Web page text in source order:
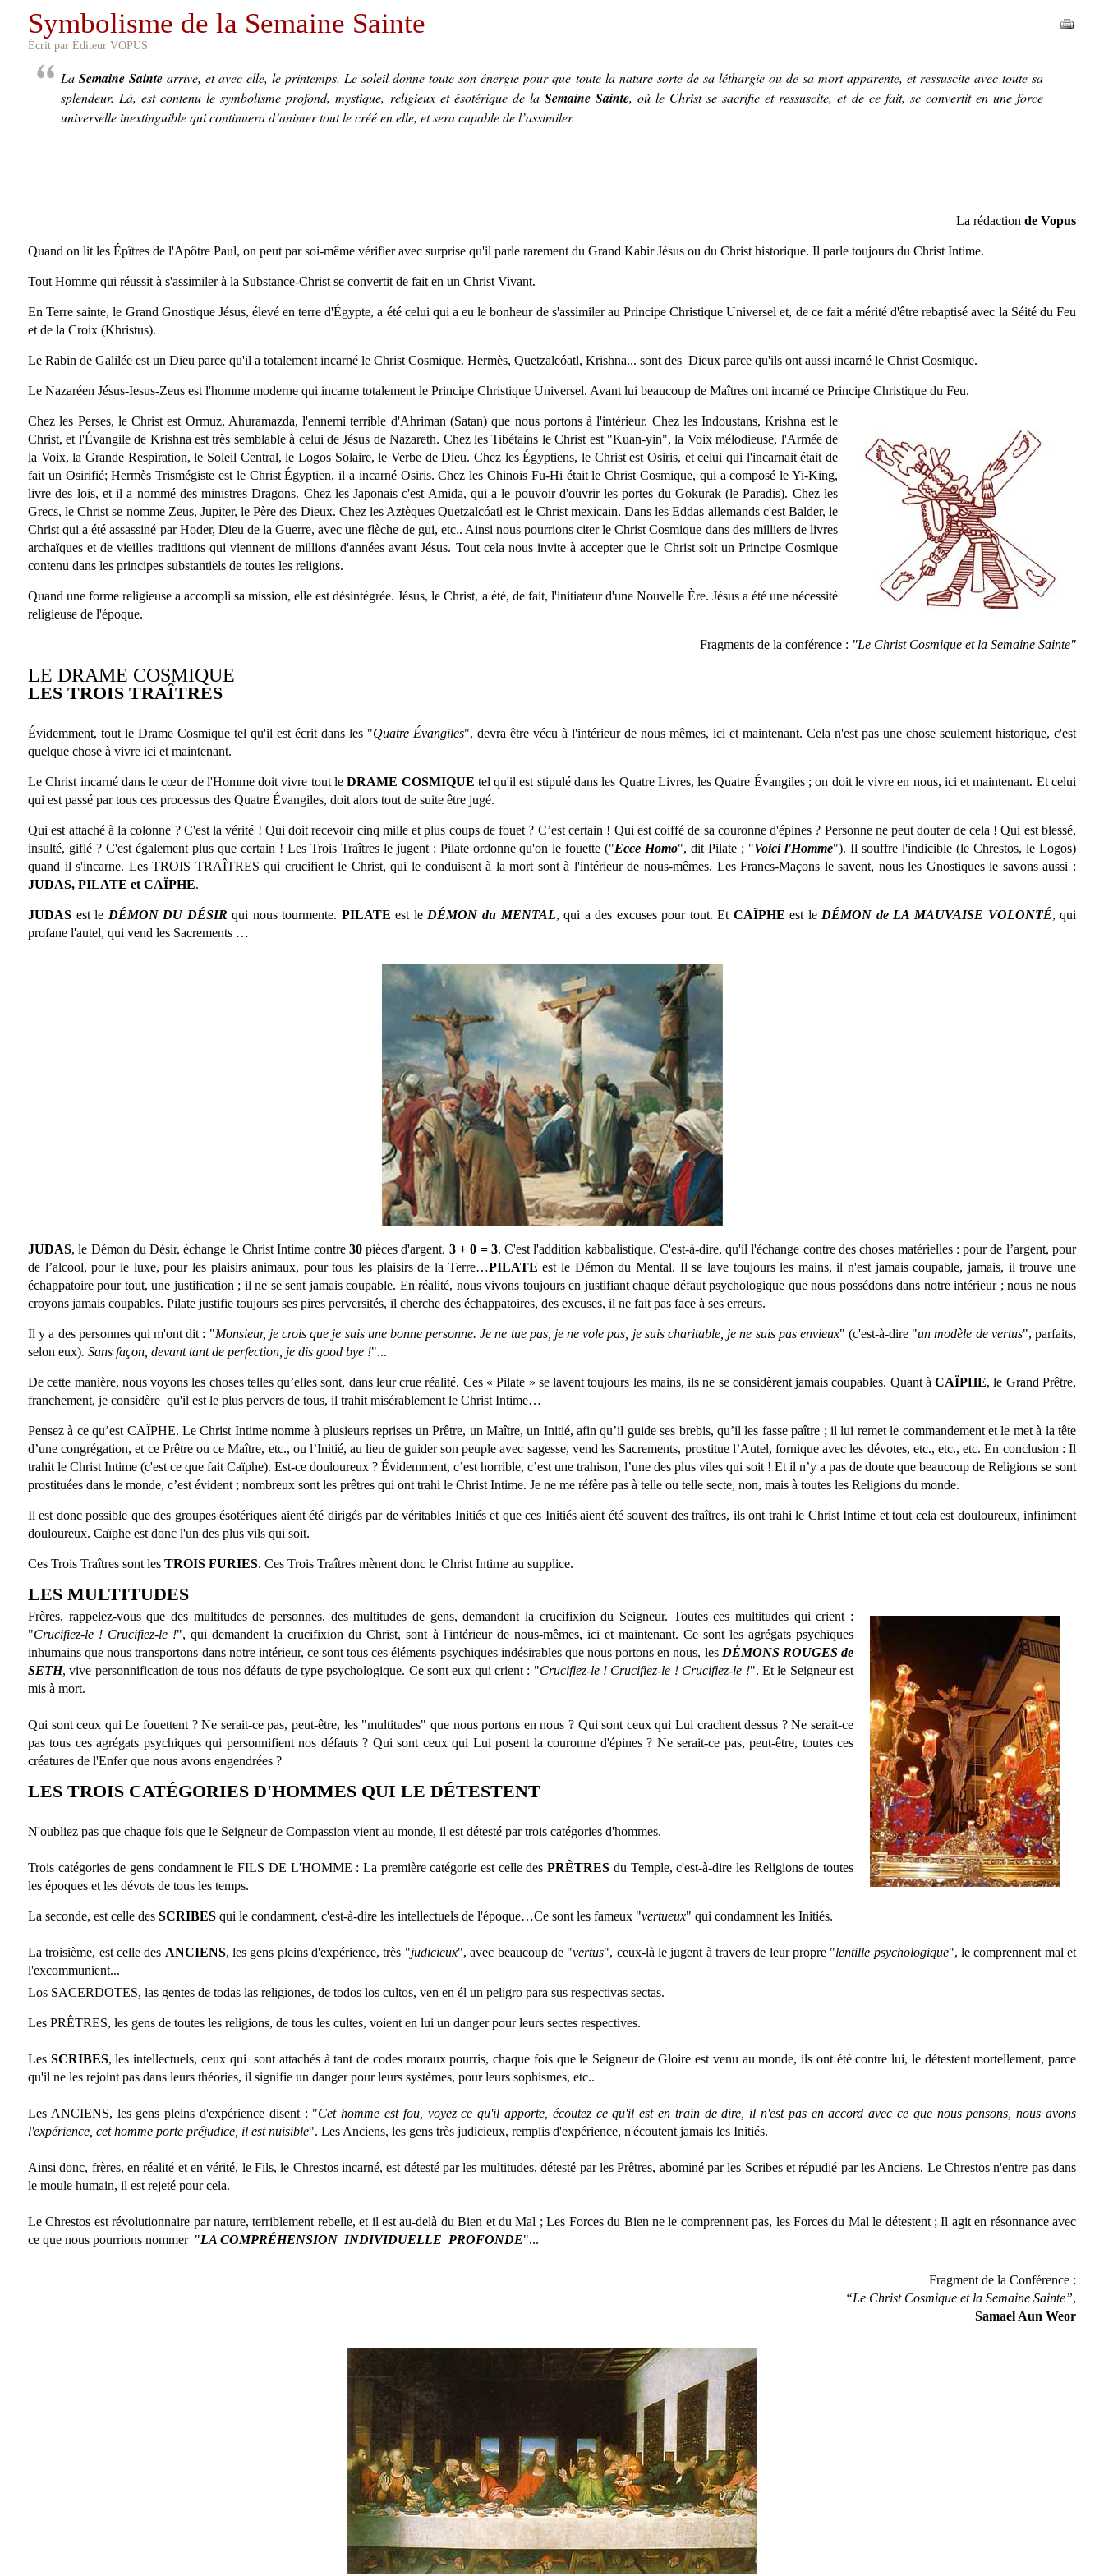
Symbolisme de la Semaine Sainte
Écrit par Éditeur VOPUS
LaSemaine Sainte arrive, et avec elle, le printemps. Le soleil donne toute son énergie pour que toute la nature sorte de sa léthargie ou de sa mort apparente, et ressuscite avec toute sa
splendeur. Là, est contenu le symbolisme profond, mystique, religieux et ésotérique de la Semaine Sainte, où le Christ se sacrifie et ressuscite, et de ce fait, se convertit en une force
universelle inextinguible qui continuera d’animer tout le créé en elle, et sera capable de l’assimiler.
La rédaction de Vopus
Quand on lit les Épîtres de l'Apôtre Paul, on peut par soi-même vérifier avec surprise qu'il parle rarement du Grand Kabir Jésus ou du Christ historique. Il parle toujours du Christ Intime.
Tout Homme qui réussit à s'assimiler à la Substance-Christ se convertit de fait en un Christ Vivant.
En Terre sainte, le Grand Gnostique Jésus, élevé en terre d'Égypte, a été celui qui a eu le bonheur de s'assimiler au Principe Christique Universel et, de ce fait a mérité d'être rebaptisé avec la Séité du Feu
et de la Croix (Khristus).
Le Rabin de Galilée est un Dieu parce qu'il a totalement incarné le Christ Cosmique. Hermès, Quetzalcóatl, Krishna... sont des Dieux parce qu'ils ont aussi incarné le Christ Cosmique.
Le Nazaréen Jésus-Iesus-Zeus est l'homme moderne qui incarne totalement le Principe Christique Universel. Avant lui beaucoup de Maîtres ont incarné ce Principe Christique du Feu.
Chez les Perses, le Christ est Ormuz, Ahuramazda, l'ennemi terrible d'Ahriman (Satan) que nous portons à l'intérieur. Chez les Indoustans, Krishna est le
Christ, et l'Évangile de Krishna est très semblable à celui de Jésus de Nazareth. Chez les Tibétains le Christ est "Kuan-yin", la Voix mélodieuse, l'Armée de
la Voix, la Grande Respiration, le Soleil Central, le Logos Solaire, le Verbe de Dieu. Chez les Égyptiens, le Christ est Osiris, et celui qui l'incarnait était de
fait un Osirifié; Hermès Trismégiste est le Christ Égyptien, il a incarné Osiris. Chez les Chinois Fu-Hi était le Christ Cosmique, qui a composé le Yi-King,
livre des lois, et il a nommé des ministres Dragons. Chez les Japonais c'est Amida, qui a le pouvoir d'ouvrir les portes du Gokurak (le Paradis). Chez les
Grecs, le Christ se nomme Zeus, Jupiter, le Père des Dieux. Chez les Aztèques Quetzalcóatl est le Christ mexicain. Dans les Eddas allemands c'est Balder, le
Christ qui a été assassiné par Hoder, Dieu de la Guerre, avec une flèche de gui, etc.. Ainsi nous pourrions citer le Christ Cosmique dans des milliers de livres
archaïques et de vieilles traditions qui viennent de millions d'années avant Jésus. Tout cela nous invite à accepter que le Christ soit un Principe Cosmique
contenu dans les principes substantiels de toutes les religions.
Quand une forme religieuse a accompli sa mission, elle est désintégrée. Jésus, le Christ, a été, de fait, l'initiateur d'une Nouvelle Ère. Jésus a été une nécessité
religieuse de l'époque.
Fragments de la conférence : "Le Christ Cosmique et la Semaine Sainte"
LE DRAME COSMIQUE
LES TROIS TRAÎTRES
Évidemment, tout le Drame Cosmique tel qu'il est écrit dans les "Quatre Évangiles", devra être vécu à l'intérieur de nous mêmes, ici et maintenant. Cela n'est pas une chose seulement historique, c'est
quelque chose à vivre ici et maintenant.
Le Christ incarné dans le cœur de l'Homme doit vivre tout leDRAME COSMIQUE tel qu'il est stipulé dans les Quatre Livres, les Quatre Évangiles ; on doit le vivre en nous, ici et maintenant. Et celui
qui est passé par tous ces processus des Quatre Évangiles, doit alors tout de suite être jugé.
Qui est attaché à la colonne ? C'est la vérité ! Qui doit recevoir cinq mille et plus coups de fouet ? C’est certain ! Qui est coiffé de sa couronne d'épines ? Personne ne peut douter de cela ! Qui est blessé,
insulté, giflé ? C'est également plus que certain ! Les Trois Traîtres le jugent : Pilate ordonne qu'on le fouette ("Ecce Homo", dit Pilate ; "Voici l'Homme"). Il souffre l'indicible (le Chrestos, le Logos)
quand il s'incarne. Les TROIS TRAÎTRES qui crucifient le Christ, qui le conduisent à la mort sont à l'intérieur de nous-mêmes. Les Francs-Maçons le savent, nous les Gnostiques le savons aussi :
JUDAS, PILATE et CAÏPHE.
JUDAS est le DÉMON DU DÉSIR qui nous tourmente. PILATE est le DÉMON du MENTAL, qui a des excuses pour tout. Et CAÏPHE est le DÉMON de LA MAUVAISE VOLONTÉ, qui
profane l'autel, qui vend les Sacrements …
JUDAS, le Démon du Désir, échange le Christ Intime contre 30pièces d'argent. 3 + 0 = 3. C'est l'addition kabbalistique. C'est-à-dire, qu'il l'échange contre des choses matérielles : pour de l’argent, pour
de l’alcool, pour le luxe, pour les plaisirs animaux, pour tous les plaisirs de la Terre…PILATE est le Démon du Mental. Il se lave toujours les mains, il n'est jamais coupable, jamais, il trouve une
échappatoire pour tout, une justification ; il ne se sent jamais coupable. En réalité, nous vivons toujours en justifiant chaque défaut psychologique que nous possédons dans notre intérieur ; nous ne nous
croyons jamais coupables. Pilate justifie toujours ses pires perversités, il cherche des échappatoires, des excuses, il ne fait pas face à ses erreurs.
Il y a des personnes qui m'ont dit : "Monsieur, je crois que je suis une bonne personne. Je ne tue pas, je ne vole pas, je suis charitable, je ne suis pas envieux" (c'est-à-dire "un modèle de vertus", parfaits,
selon eux). Sans façon, devant tant de perfection, je dis good bye !"...
De cette manière, nous voyons les choses telles qu’elles sont, dans leur crue réalité. Ces « Pilate » se lavent toujours les mains, ils ne se considèrent jamais coupables. Quant àCAÏPHE, le Grand Prêtre,
franchement, je considère qu'il est le plus pervers de tous, il trahit misérablement le Christ Intime…
Pensez à ce qu’est CAÏPHE. Le Christ Intime nomme à plusieurs reprises un Prêtre, un Maître, un Initié, afin qu’il guide ses brebis, qu’il les fasse paître ; il lui remet le commandement et le met à la tête
d’une congrégation, et ce Prêtre ou ce Maître, etc., ou l’Initié, au lieu de guider son peuple avec sagesse, vend les Sacrements, prostitue l’Autel, fornique avec les dévotes, etc., etc., etc. En conclusion : Il
trahit le Christ Intime (c'est ce que fait Caïphe). Est-ce douloureux ? Évidemment, c’est horrible, c’est une trahison, l’une des plus viles qui soit ! Et il n’y a pas de doute que beaucoup de Religions se sont
prostituées dans le monde, c’est évident ; nombreux sont les prêtres qui ont trahi le Christ Intime. Je ne me réfère pas à telle ou telle secte, non, mais à toutes les Religions du monde.
Il est donc possible que des groupes ésotériques aient été dirigés par de véritables Initiés et que ces Initiés aient été souvent des traîtres, ils ont trahi le Christ Intime et tout cela est douloureux, infiniment
douloureux. Caïphe est donc l'un des plus vils qui soit.
Ces Trois Traîtres sont les TROIS FURIES. Ces Trois Traîtres mènent donc le Christ Intime au supplice.
LES MULTITUDES
Frères, rappelez-vous que des multitudes de personnes, des multitudes de gens, demandent la crucifixion du Seigneur. Toutes ces multitudes qui crient :
"Crucifiez-le ! Crucifiez-le !", qui demandent la crucifixion du Christ, sont à l'intérieur de nous-mêmes, ici et maintenant. Ce sont les agrégats psychiques
inhumains que nous transportons dans notre intérieur, ce sont tous ces éléments psychiques indésirables que nous portons en nous, les DÉMONS ROUGES de
SETH, vive personnification de tous nos défauts de type psychologique. Ce sont eux qui crient : "Crucifiez-le ! Crucifiez-le ! Crucifiez-le !". Et le Seigneur est
mis à mort.
Qui sont ceux qui Le fouettent ? Ne serait-ce pas, peut-être, les "multitudes" que nous portons en nous ? Qui sont ceux qui Lui crachent dessus ? Ne serait-ce
pas tous ces agrégats psychiques qui personnifient nos défauts ? Qui sont ceux qui Lui posent la couronne d'épines ? Ne serait-ce pas, peut-être, toutes ces
créatures de l'Enfer que nous avons engendrées ?
LES TROIS CATÉGORIES D'HOMMES QUI LE DÉTESTENT
N'oubliez pas que chaque fois que le Seigneur de Compassion vient au monde, il est détesté par trois catégories d'hommes.
Trois catégories de gens condamnent le FILS DE L'HOMME : La première catégorie est celle desPRÊTRES du Temple, c'est-à-dire les Religions de toutes
les époques et les dévots de tous les temps.
La seconde, est celle des SCRIBES qui le condamnent, c'est-à-dire les intellectuels de l'époque…Ce sont les fameux "vertueux" qui condamnent les Initiés.
La troisième, est celle des ANCIENS, les gens pleins d'expérience, très "judicieux", avec beaucoup de "vertus", ceux-là le jugent à travers de leur propre "lentille psychologique", le comprennent mal et
l'excommunient...
Los SACERDOTES, las gentes de todas las religiones, de todos los cultos, ven en él un peligro para sus respectivas sectas.
Les PRÊTRES, les gens de toutes les religions, de tous les cultes, voient en lui un danger pour leurs sectes respectives.
Les SCRIBES, les intellectuels, ceux qui sont attachés à tant de codes moraux pourris, chaque fois que le Seigneur de Gloire est venu au monde, ils ont été contre lui, le détestent mortellement, parce
qu'il ne les rejoint pas dans leurs théories, il signifie un danger pour leurs systèmes, pour leurs sophismes, etc..
Les ANCIENS, les gens pleins d'expérience disent : "Cet homme est fou, voyez ce qu'il apporte, écoutez ce qu'il est en train de dire, il n'est pas en accord avec ce que nous pensons, nous avons
l'expérience, cet homme porte préjudice, il est nuisible". Les Anciens, les gens très judicieux, remplis d'expérience, n'écoutent jamais les Initiés.
Ainsi donc, frères, en réalité et en vérité, le Fils, le Chrestos incarné, est détesté par les multitudes, détesté par les Prêtres, abominé par les Scribes et répudié par les Anciens. Le Chrestos n'entre pas dans
le moule humain, il est rejeté pour cela.
Le Chrestos est révolutionnaire par nature, terriblement rebelle, et il est au-delà du Bien et du Mal ; Les Forces du Bien ne le comprennent pas, les Forces du Mal le détestent ; Il agit en résonnance avec
ce que nous pourrions nommer "LA COMPRÉHENSION INDIVIDUELLE PROFONDE"...
Fragment de la Conférence :
“Le Christ Cosmique et la Semaine Sainte”,
Samael Aun Weor